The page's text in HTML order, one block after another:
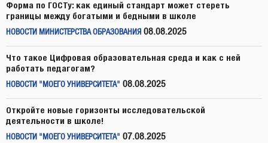
Форма по ГОСТу: как единый стандарт может стереть
границы между богатыми и бедными в школе
НОВОСТИ МИНИСТЕРСТВА ОБРАЗОВАНИЯ 08.08.2025
Что такое Цифровая образовательная среда и как с ней
работать педагогам?
НОВОСТИ "МОЕГО УНИВЕРСИТЕТА" 08.08.2025
Откройте новые горизонты исследовательской
деятельности в школе!
НОВОСТИ "МОЕГО УНИВЕРСИТЕТА" 07.08.2025